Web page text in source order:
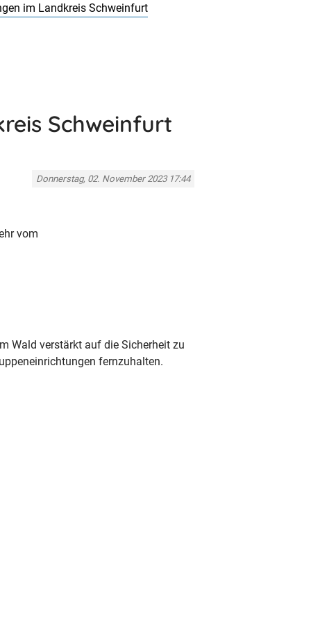
im Landkreis Schweinfurt
Schweinfurt
Donnerstag, 02. November 2023 17:44
vom
Wald verstärkt auf die Sicherheit zu
fernzuhalten.